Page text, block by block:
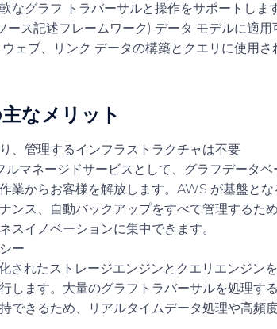
なグラフ トラバーサルと操作をサポートしま
ース記述フレームワーク) データ モデルに適
ェブ、リンク データの構築とクエリに使用さ
なメリット
、管理するインフラストラクチャは不要
マネージドサービスとして、グラフデータベ
業からお客様を解放します。AWS が基盤と
ンス、自動バックアップをすべて管理するた
スイノベーションに集中できます。
ー
れたストレージエンジンとクエリエンジン
します。大量のグラフトラバーサルを処理す
できるため、リアルタイムデータ処理や高頻